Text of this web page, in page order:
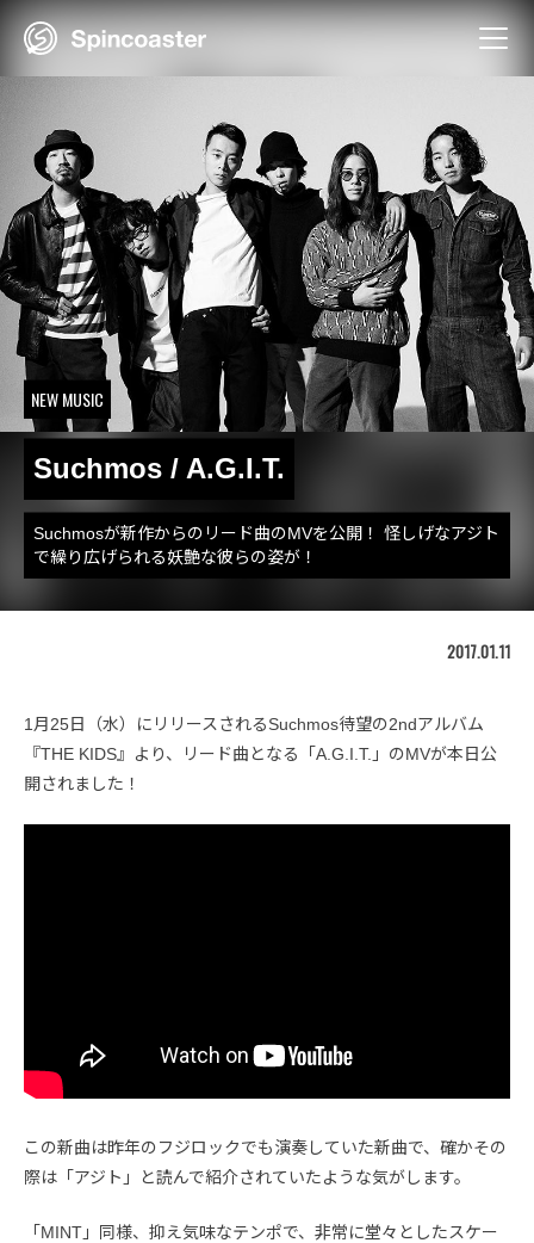
Skip
NEW MUSIC
Suchmos / A.G.I.T.
Suchmosが新作からのリード曲のMVを公開！ 怪しげなアジト
で繰り広げられる妖艶な彼らの姿が！
2017.01.11
1月25日（水）にリリースされるSuchmos待望の2ndアルバム
『THE KIDS』より、リード曲となる「A.G.I.T.」のMVが本日公
開されました！
この新曲は昨年のフジロックでも演奏していた新曲で、確かその
際は「アジト」と読んで紹介されていたような気がします。
「MINT」同様、抑え気味なテンポで、非常に堂々としたスケー